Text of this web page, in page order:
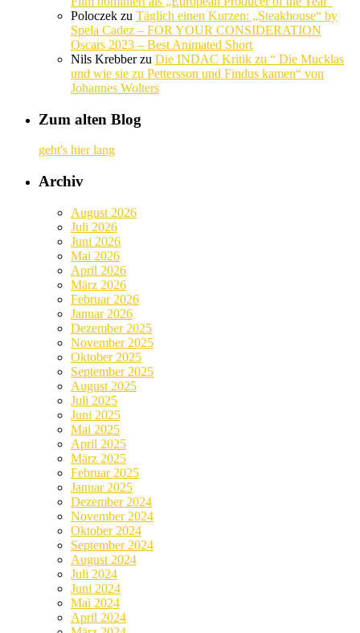
Poloczek zu Täglich einen Kurzen: „Steakhouse“ by
Spela Cadez – FOR YOUR CONSIDERATION
Oscars 2023 – Best Animated Short
Nils Krebberzu Die INDAC Kritik zu “ Die Mucklas
und wie sie zu Pettersson und Findus kamen“ von
Johannes Wolters
Zum alten Blog
geht's hier lang
Archiv
August 2026
Juli 2026
Juni 2026
Mai 2026
April 2026
März 2026
Februar 2026
Januar 2026
Dezember 2025
November 2025
Oktober 2025
September 2025
August 2025
Juli 2025
Juni 2025
Mai 2025
April 2025
März 2025
Februar 2025
Januar 2025
Dezember 2024
November 2024
Oktober 2024
September 2024
August 2024
Juli 2024
Juni 2024
Mai 2024
April 2024